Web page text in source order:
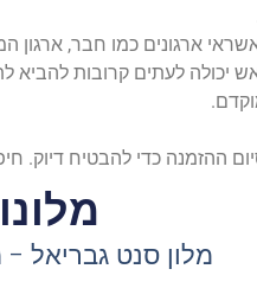
ארגונים כמו חבר, ארגון
יכולה לעתים קרובות להביא
ההזמנה כדי להבטיח דיוק.
מלון סנט גבריאל